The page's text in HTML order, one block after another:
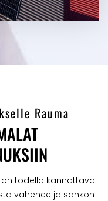
Rauma
todella kannattava
vähenee ja sähkön